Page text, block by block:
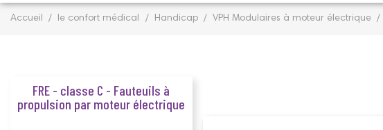
Accueil le confort médical Handicap VPH Modulaires à moteur électrique
FRE - classe C - Fauteuils à
propulsion par moteur électrique